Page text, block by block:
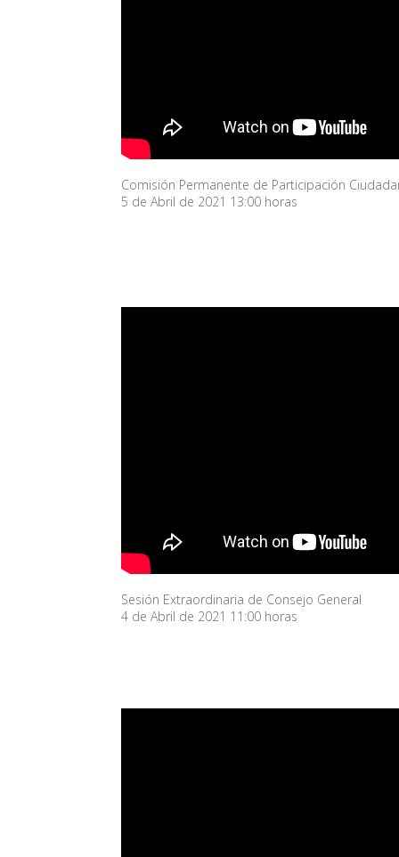
Comisión Permanente de Participación
5 de Abril de 2021 13:00 horas
Sesión Extraordinaria de Consejo General
4 de Abril de 2021 11:00 horas